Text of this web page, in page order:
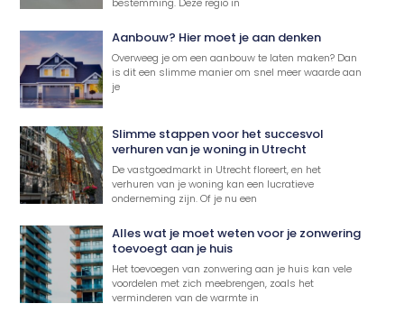
bestemming. Deze regio in
Aanbouw? Hier moet je aan denken
Overweeg je om een aanbouw te laten maken? Dan
is dit een slimme manier om snel meer waarde aan
je
Slimme stappen voor het succesvol
verhuren van je woning in Utrecht
De vastgoedmarkt in Utrecht floreert, en het
verhuren van je woning kan een lucratieve
onderneming zijn. Of je nu een
Alles wat je moet weten voor je zonwering
toevoegt aan je huis
Het toevoegen van zonwering aan je huis kan vele
voordelen met zich meebrengen, zoals het
verminderen van de warmte in